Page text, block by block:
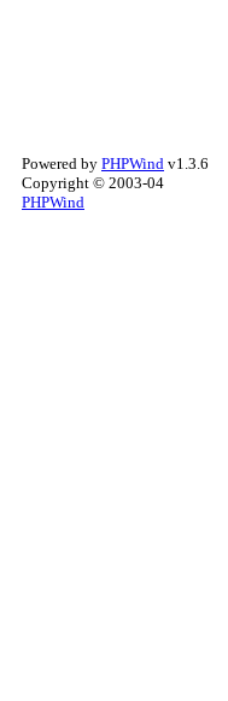
Powered by PHPWind v1.3.6
Copyright © 2003-04
PHPWind